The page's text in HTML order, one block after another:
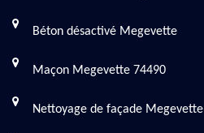
Béton désactivé Megevette
Maçon Megevette 74490
Nettoyage de façade Megevette